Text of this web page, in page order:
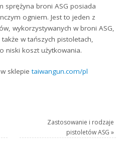
sprężyna broni ASG posiada
ogniem. Jest to jeden z
wykorzystywanych w broni ASG,
w tańszych pistoletach,
niski koszt użytkowania.
w sklepietaiwangun.com/pl
Zastosowanie i rodzaje
pistoletów ASG »